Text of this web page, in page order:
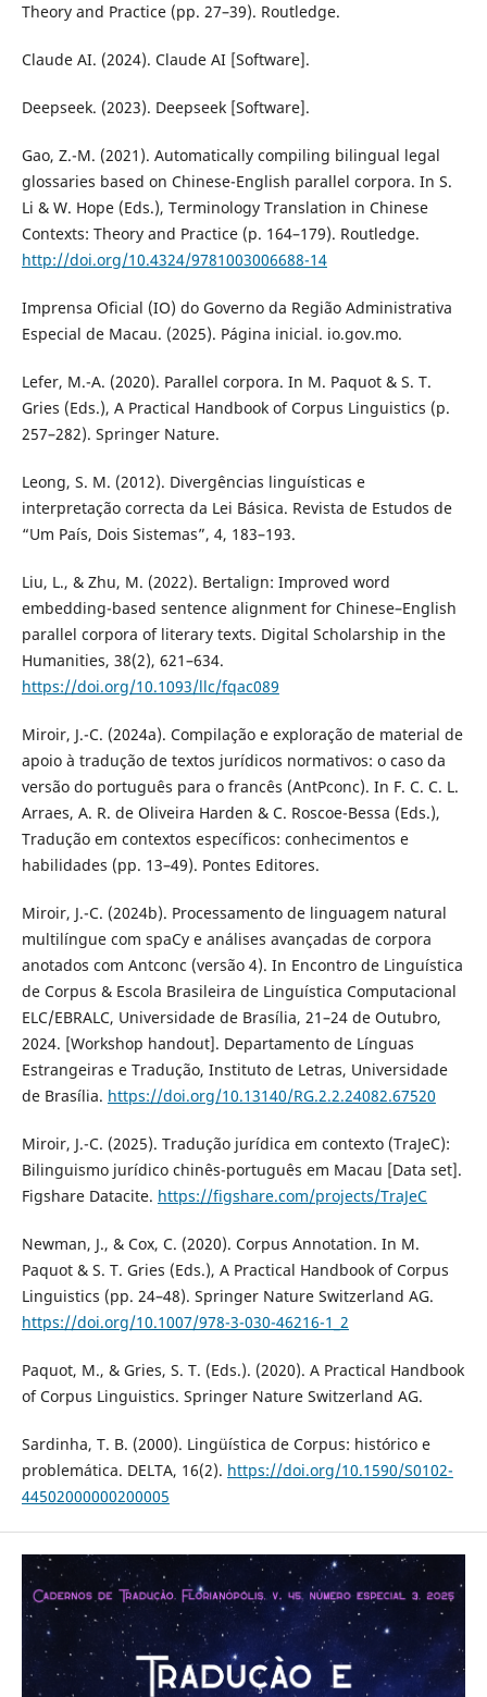
Theory and Practice (pp. 27–39). Routledge.
Claude AI. (2024). Claude AI [Software].
Deepseek. (2023). Deepseek [Software].
Gao, Z.-M. (2021). Automatically compiling bilingual legal
glossaries based on Chinese-English parallel corpora. In S.
Li & W. Hope (Eds.), Terminology Translation in Chinese
Contexts: Theory and Practice (p. 164–179). Routledge.
http://doi.org/10.4324/9781003006688-14
Imprensa Oficial (IO) do Governo da Região Administrativa
Especial de Macau. (2025). Página inicial. io.gov.mo.
Lefer, M.-A. (2020). Parallel corpora. In M. Paquot & S. T.
Gries (Eds.), A Practical Handbook of Corpus Linguistics (p.
257–282). Springer Nature.
Leong, S. M. (2012). Divergências linguísticas e
interpretação correcta da Lei Básica. Revista de Estudos de
“Um País, Dois Sistemas”, 4, 183–193.
Liu, L., & Zhu, M. (2022). Bertalign: Improved word
embedding-based sentence alignment for Chinese–English
parallel corpora of literary texts. Digital Scholarship in the
Humanities, 38(2), 621–634.
https://doi.org/10.1093/llc/fqac089
Miroir, J.-C. (2024a). Compilação e exploração de material de
apoio à tradução de textos jurídicos normativos: o caso da
versão do português para o francês (AntPconc). In F. C. C. L.
Arraes, A. R. de Oliveira Harden & C. Roscoe-Bessa (Eds.),
Tradução em contextos específicos: conhecimentos e
habilidades (pp. 13–49). Pontes Editores.
Miroir, J.-C. (2024b). Processamento de linguagem natural
multilíngue com spaCy e análises avançadas de corpora
anotados com Antconc (versão 4). In Encontro de Linguística
de Corpus & Escola Brasileira de Linguística Computacional
ELC/EBRALC, Universidade de Brasília, 21–24 de Outubro,
2024. [Workshop handout]. Departamento de Línguas
Estrangeiras e Tradução, Instituto de Letras, Universidade
de Brasília. https://doi.org/10.13140/RG.2.2.24082.67520
Miroir, J.-C. (2025). Tradução jurídica em contexto (TraJeC):
Bilinguismo jurídico chinês-português em Macau [Data set].
Figshare Datacite. https://figshare.com/projects/TraJeC
Newman, J., & Cox, C. (2020). Corpus Annotation. In M.
Paquot & S. T. Gries (Eds.), A Practical Handbook of Corpus
Linguistics (pp. 24–48). Springer Nature Switzerland AG.
https://doi.org/10.1007/978-3-030-46216-1_2
Paquot, M., & Gries, S. T. (Eds.). (2020). A Practical Handbook
of Corpus Linguistics. Springer Nature Switzerland AG.
Sardinha, T. B. (2000). Lingüística de Corpus: histórico e
problemática. DELTA, 16(2). https://doi.org/10.1590/S0102-
44502000000200005